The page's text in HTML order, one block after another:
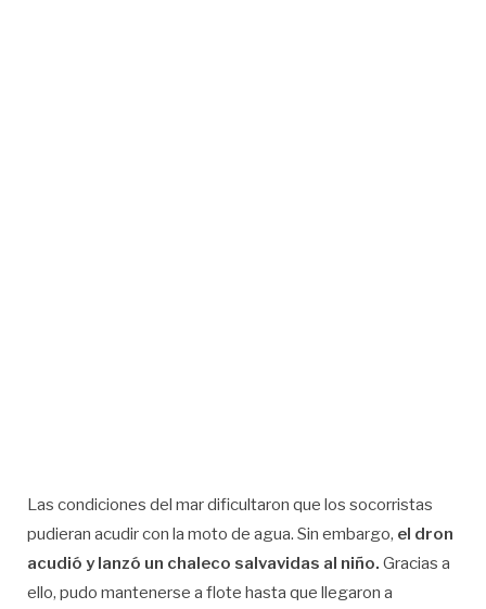
Las condiciones del mar dificultaron que los socorristas
pudieran acudir con la moto de agua. Sin embargo, el dron
acudió y lanzó un chaleco salvavidas al niño. Gracias a
ello, pudo mantenerse a flote hasta que llegaron a